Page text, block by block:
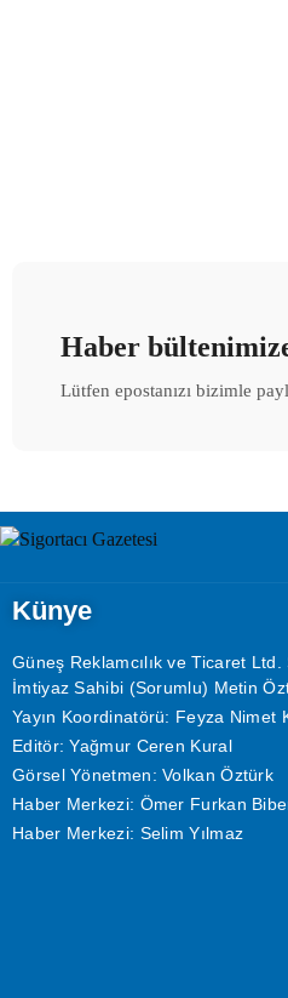
Haber
Lütfen epostanızı bizimle
Künye
Güneş Reklamcılık ve Ticaret Ltd.
İmtiyaz Sahibi (Sorumlu) Metin
Yayın Koordinatörü: Feyza Nimet
Editör: Yağmur Ceren Kural
Görsel Yönetmen: Volkan Öztürk
Haber Merkezi: Ömer Furkan
Haber Merkezi: Selim Yılmaz